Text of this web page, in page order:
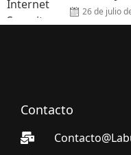
26 de julio
Contacto